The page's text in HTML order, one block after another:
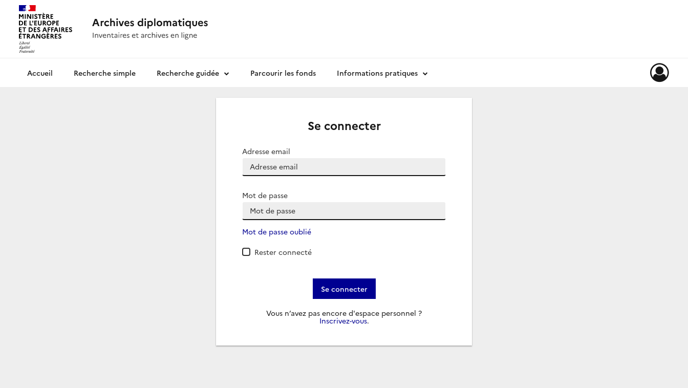
Archives diplomatiquesRecherche simple Recherche guidée Parcourir les fonds Informations pratiques
Se connecter
Adresse email
Mot de passe
Mot de passe oublié
Rester connecté
Se connecter
Vous n’avez pas encore d'espace personnel ?
Inscrivez-vous.